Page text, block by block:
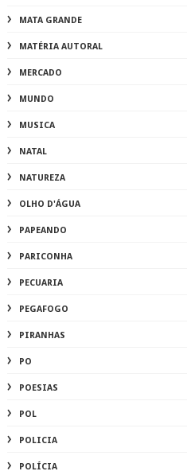
MATA GRANDE
MATÉRIA AUTORAL
MERCADO
MUNDO
MUSICA
NATAL
NATUREZA
OLHO D'ÁGUA
PAPEANDO
PARICONHA
PECUARIA
PEGAFOGO
PIRANHAS
PO
POESIAS
POL
POLICIA
POLÍCIA